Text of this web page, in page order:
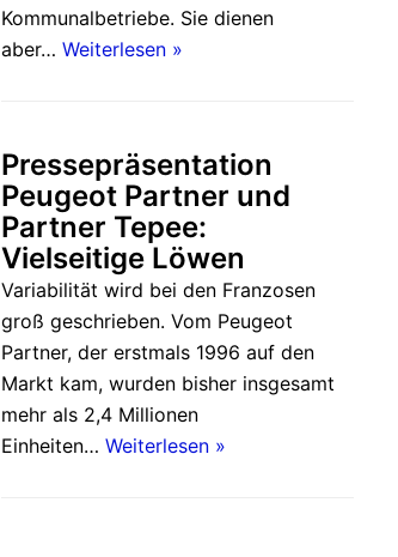
Kommunalbetriebe. Sie dienen
aber… Weiterlesen »
Pressepräsentation
Peugeot Partner und
Partner Tepee:
Vielseitige Löwen
Variabilität wird bei den Franzosen
groß geschrieben. Vom Peugeot
Partner, der erstmals 1996 auf den
Markt kam, wurden bisher insgesamt
mehr als 2,4 Millionen
Einheiten… Weiterlesen »